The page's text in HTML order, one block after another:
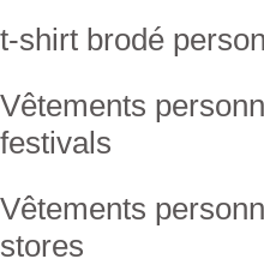
t-shirt brodé
Vêtements
festivals
Vêtements
stores